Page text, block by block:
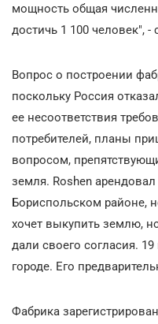
мощность общая
достичь 1 100 человек",
Вопрос о построении
поскольку Россия
ее несоответствия
потребителей, планы
вопросом,
земля. Roshen
Бориспольском районе,
хочет выкупить землю,
дали своего согласия.
городе. Его
Фабрика